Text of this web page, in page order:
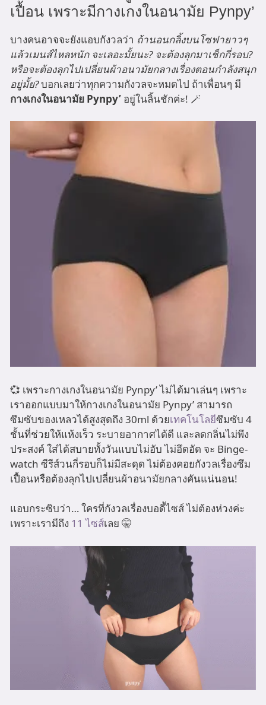
เปื้อน เพราะมีกางเกงในอนามัย Pynpy’
บางคนอาจจะยังแอบกังวลว่า ถ้านอนกลิ้งบนโซฟายาวๆ
แล้วเมนส์ไหลหนัก จะเลอะมั้ยนะ? จะต้องลุกมาเช็กกี่รอบ?
หรือจะต้องลุกไปเปลี่ยนผ้าอนามัยกลางเรื่องตอนกำลังสนุก
อยู่มั้ย?บอกเลยว่าทุกความกังวลจะหมดไป ถ้าเพื่อนๆ มี
กางเกงในอนามัย Pynpy’ อยู่ในลิ้นชักค่ะ! 🪄
💞 เพราะกางเกงในอนามัย Pynpy’ ไม่ได้มาเล่นๆ เพราะ
เราออกแบบมาให้กางเกงในอนามัย Pynpy’ สามารถ
ซึมซับของเหลวได้สูงสุดถึง 30ml ด้วยเทคโนโลยีซึมซับ 4
ชั้นที่ช่วยให้แห้งเร็ว ระบายอากาศได้ดี และลดกลิ่นไม่พึง
ประสงค์ ใส่ได้สบายทั้งวันแบบไม่อับ ไม่อึดอัด จะ Binge-
watch ซีรีส์วนกี่รอบก็ไม่มีสะดุด ไม่ต้องคอยกังวลเรื่องซึม
เปื้อนหรือต้องลุกไปเปลี่ยนผ้าอนามัยกลางคันแน่นอน!
แอบกระซิบว่า… ใครที่กังวลเรื่องบอดี้ไซส์ ไม่ต้องห่วงค่ะ
เพราะเรามีถึง 11 ไซส์เลย 🤫